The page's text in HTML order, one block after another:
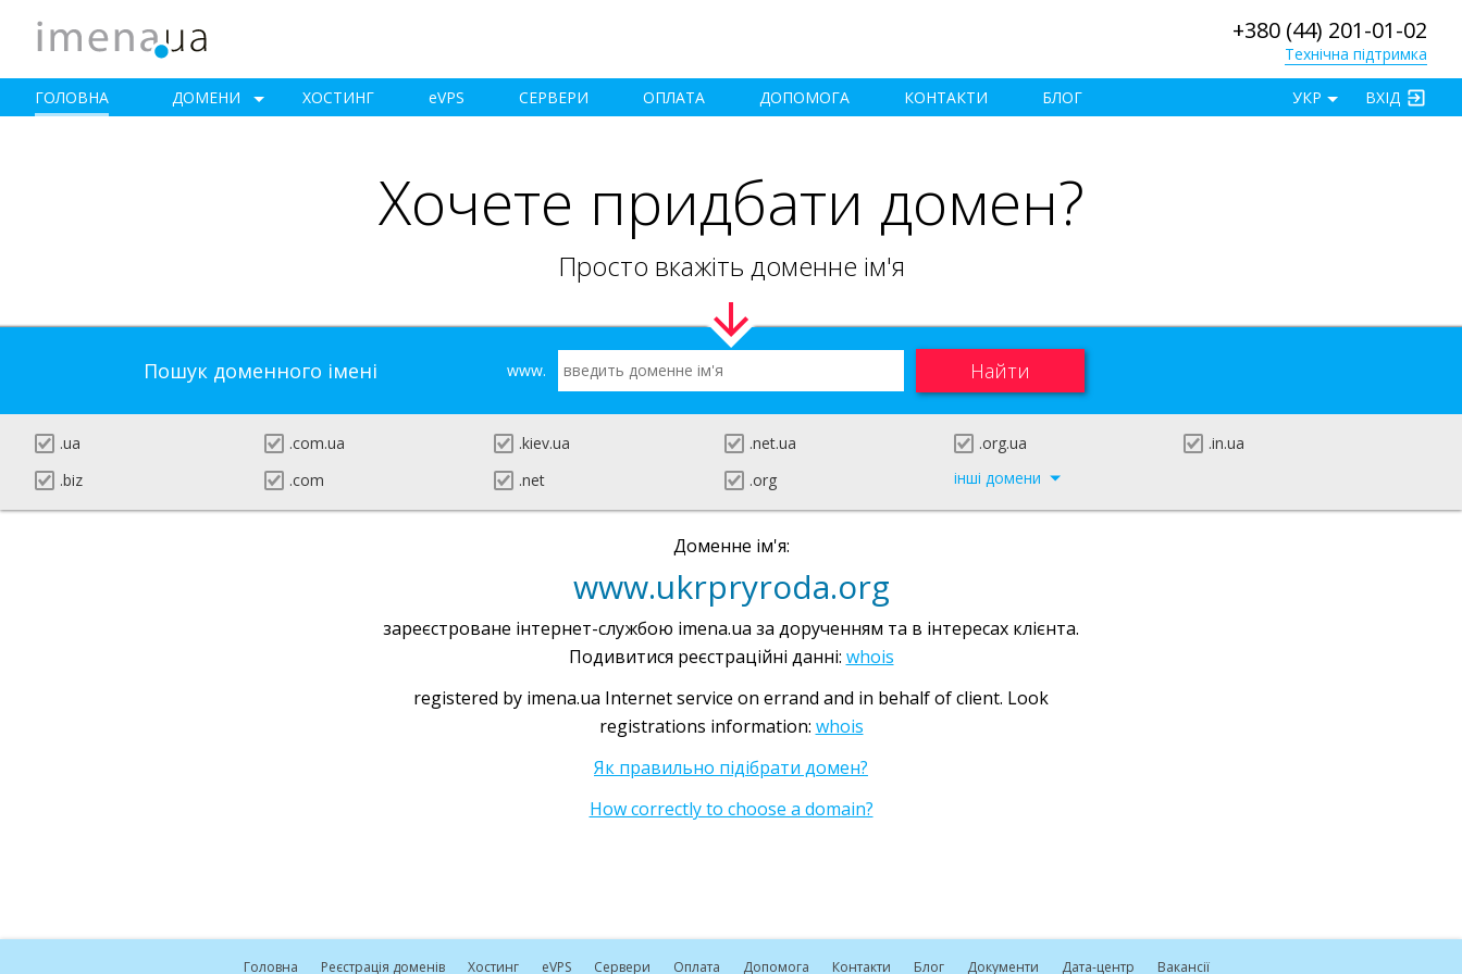
+380 (44) 201-01-02
Технічна підтримка
ГОЛОВНА ДОМЕНИ ХОСТИНГ eVPS СЕРВЕРИ ОПЛАТА ДОПОМОГА КОНТАКТИ БЛОГ ВХІД
УКР
Хочете придбати домен?
Просто вкажіть доменне ім'я
Пошук доменного імені www.
.ua .com.ua .kiev.ua .net.ua .org.ua
.in.ua
.biz
.com .net .org інші домени
Доменне ім'я:
www.ukrpryroda.org
зареєстроване інтернет-службою imena.ua за дорученням та в інтересах клієнта.
Подивитися реєстраційні данні: whois
registered by imena.ua Internet service on errand and in behalf of client. Look
registrations information: whois
Як правильно підібрати домен?
How correctly to choose a domain?
Головна Реєстрація доменів Хостинг eVPS Сервери Оплата Допомога Контакти Блог Документи Дата-центр Вакансії